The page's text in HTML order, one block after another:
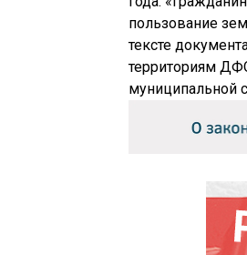
пользование
тексте
территориям
муниципальной